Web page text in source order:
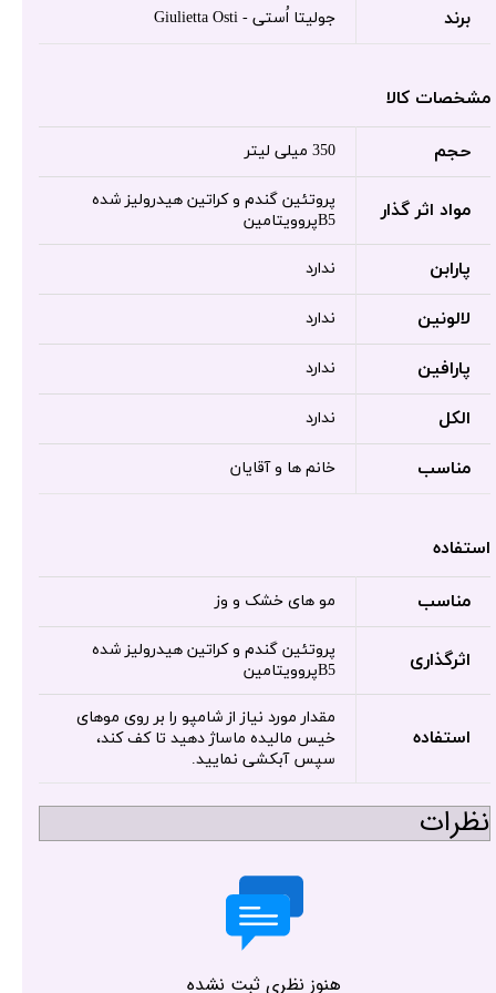
برند جولیتا اُستی - Giulietta Osti
مشخصات کالا
حجم 350 میلی لیتر
مواد اثر گذار
پروتئین گندم و کراتین هیدرولیز شده
B5پروویتامین
پارابن ندارد
لالونین ندارد
پارافین ندارد
الکل ندارد
مناسب خانم ها و آقایان
استفاده
مناسب مو های خشک و وز
اثرگذاری
پروتئین گندم و کراتین هیدرولیز شده
B5پروویتامین
استفاده
مقدار مورد نیاز از شامپو را بر روی موهای
خیس مالیده ماساژ دهید تا کف کند،
سپس آبکشی نمایید.
نظرات
هنوز نظری ثبت نشده